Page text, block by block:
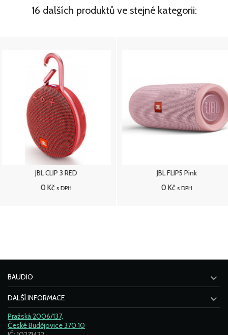
16 dalších produktů ve stejné kategorii:
JBL CLIP 3 RED
0 Kčs DPH
JBL FLIP5 Pink
0 Kčs DPH
BAUDIO 
DALŠÍ INFORMACE 
Pražská 2006/137,
České Budějovice 370 10